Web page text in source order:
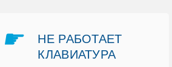
☛
НЕ РАБOТАЕТ
КЛАВИАТУРА